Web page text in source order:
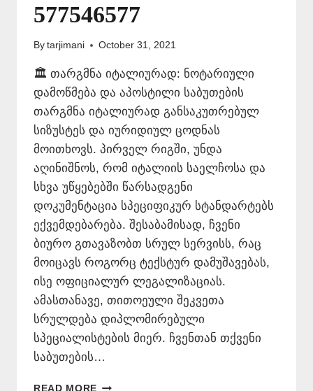
577546577
By tarjimani October 31, 2021
🏛️ თარგმნა იტალიურად: ნოტარიული
დამოწმება და აპოსტილი საბუთების
თარგმნა იტალიურად განსაკუთრებულ
სიზუსტეს და იურიდიულ ცოდნას
მოითხოვს. პირველ რიგში, უნდა
აღინიშნოს, რომ იტალიის საელჩოსა და
სხვა უწყებებში წარსადგენი
დოკუმენტაცია სპეციფიკურ სტანდარტებს
ექვემდებარება. შესაბამისად, ჩვენი
ბიურო გთავაზობთ სრულ სერვისს, რაც
მოიცავს როგორც ტექსტურ დამუშავებას,
ისე ოფიციალურ ლეგალიზაციას.
ამასთანავე, თითოეული შეკვეთა
სრულდება დიპლომირებული
სპეციალისტების მიერ. ჩვენთან თქვენი
საბუთების…
READ MORE ᲗᲐᲠᲒᲛᲜᲐ